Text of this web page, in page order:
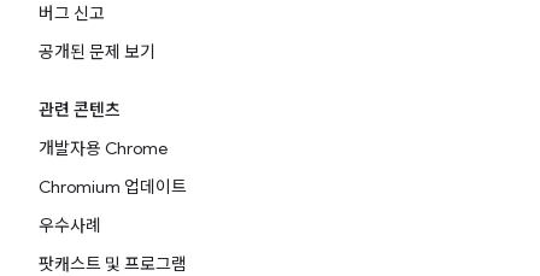
버그 신고
공개된 문제 보기
관련 콘텐츠
개발자용 Chrome
Chromium 업데이트
우수사례
팟캐스트 및 프로그램